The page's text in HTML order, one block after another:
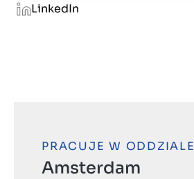
LinkedIn
PRACUJE W ODDZIALE
Amsterdam